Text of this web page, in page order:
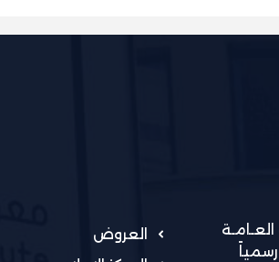
العروض